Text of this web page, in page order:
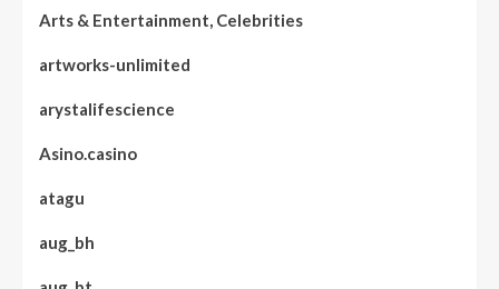
Arts & Entertainment, Celebrities
artworks-unlimited
arystalifescience
Asino.casino
atagu
aug_bh